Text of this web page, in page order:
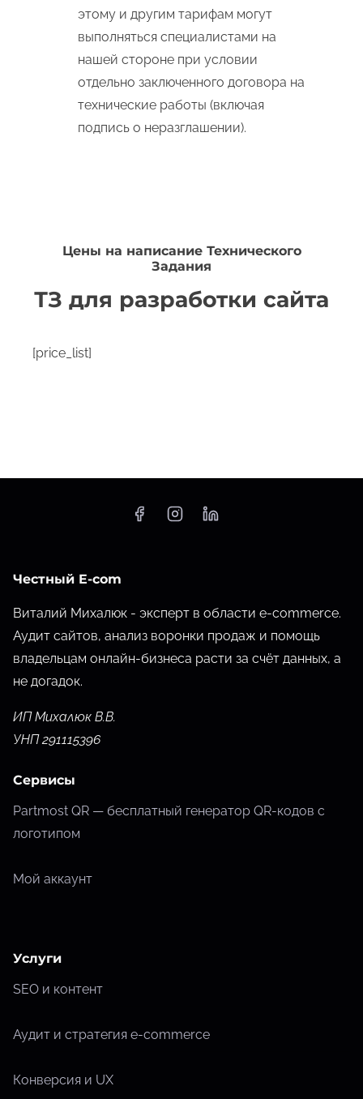
этому и другим тарифам могут
выполняться специалистами на
нашей стороне при условии
отдельно заключенного договора на
технические работы (включая
подпись о неразглашении).
Цены на написание Технического
Задания
ТЗ для разработки сайта
[price_list]
Честный E-com
Виталий Михалюк - эксперт в области e-commerce.
Аудит сайтов, анализ воронки продаж и помощь
владельцам онлайн-бизнеса расти за счёт данных, а
не догадок.
ИП Михалюк В.В.
УНП 291115396
Сервисы
Partmost QR — бесплатный генератор QR-кодов с
логотипом
Мой аккаунт
Услуги
SEO и контент
Аудит и стратегия e-commerce
Конверсия и UX